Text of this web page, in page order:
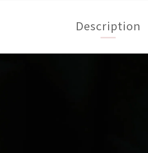
Description